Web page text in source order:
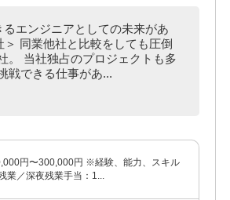
エンジニアとしての未来があ
＞ 同業他社と比較をしても圧倒
。 当社独占のプロジェクトも多
戦できる仕事があ...
円〜300,000円 ※経験、能力、スキル
業／深夜残業手当：1...